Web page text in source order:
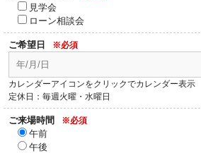
見学会
ローン相談会
ご希望日 ※必須
カレンダーアイコンをクリックでカレンダー表示
定休日：毎週火曜・水曜日
ご来場時間 ※必須
午前
午後